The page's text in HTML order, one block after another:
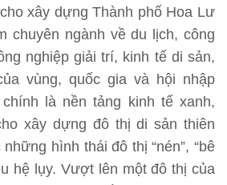
xây dựng Thành phố Hoa Lư
chuyên ngành về du lịch, công
nghiệp giải trí, kinh tế di sản,
vùng, quốc gia và hội nhập
là nền tảng kinh tế xanh,
xây dựng đô thị di sản thiên
hình thái đô thị “nén”, “bê
hệ lụy. Vượt lên một đô thị của